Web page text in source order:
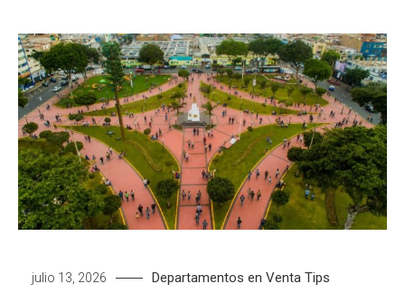
julio 13, 2026 Departamentos en Venta Tips